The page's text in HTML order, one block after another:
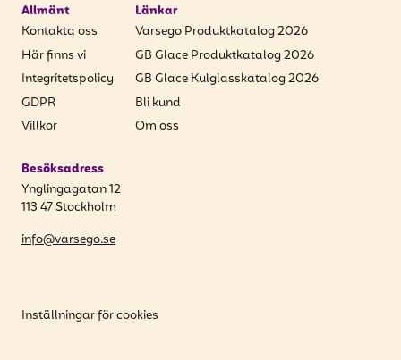
Allmänt
Kontakta oss
Här finns vi
Integritetspolicy
GDPR
Villkor
Länkar
Varsego Produktkatalog 2026
GB Glace Produktkatalog 2026
GB Glace Kulglasskatalog 2026
Bli kund
Om oss
Besöksadress
Ynglingagatan 12
113 47 Stockholm
info@varsego.se
Inställningar för cookies